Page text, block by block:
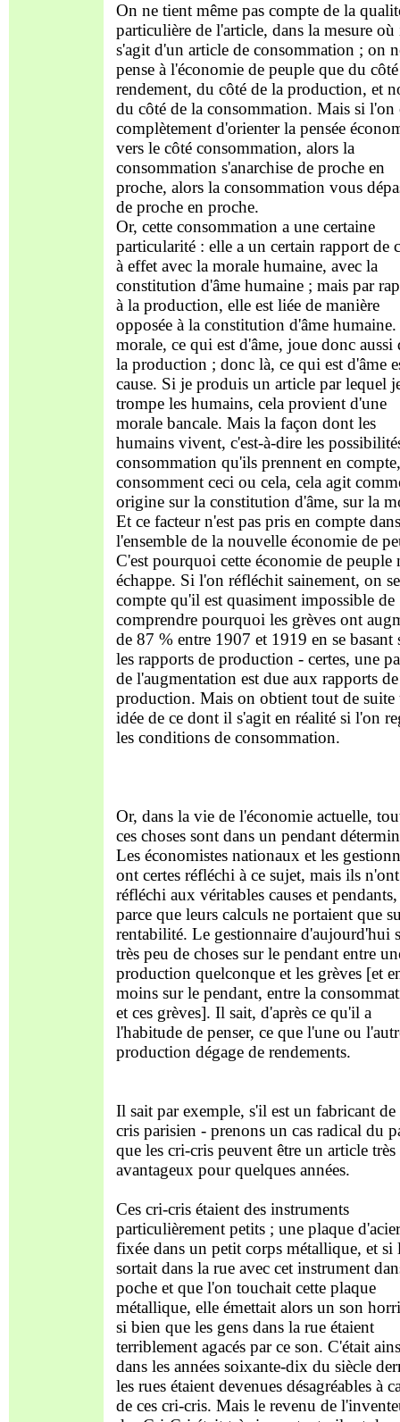
On ne tient même pas compte de la
particulière de l'article, dans la mesure
s'agit d'un article de consommation ; on
pense à l'économie de peuple que du
rendement, du côté de la production, et
du côté de la consommation. Mais si l'on
complètement d'orienter la pensée
vers le côté consommation, alors la
consommation s'anarchise de proche en
proche, alors la consommation vous
de proche en proche.
Or, cette consommation a une certaine
particularité : elle a un certain rapport de
à effet avec la morale humaine, avec la
constitution d'âme humaine ; mais par
à la production, elle est liée de manière
opposée à la constitution d'âme
morale, ce qui est d'âme, joue donc aussi
la production ; donc là, ce qui est d'âme
cause. Si je produis un article par lequel
trompe les humains, cela provient d'une
morale bancale. Mais la façon dont les
humains vivent, c'est-à-dire les
consommation qu'ils prennent en
consomment ceci ou cela, cela agit
origine sur la constitution d'âme, sur la
Et ce facteur n'est pas pris en compte dans
l'ensemble de la nouvelle économie de
C'est pourquoi cette économie de peuple
échappe. Si l'on réfléchit sainement, on
compte qu'il est quasiment impossible de
comprendre pourquoi les grèves ont
de 87 % entre 1907 et 1919 en se basant
les rapports de production - certes, une
de l'augmentation est due aux rapports de
production. Mais on obtient tout de suite
idée de ce dont il s'agit en réalité si l'on
les conditions de consommation.
Or, dans la vie de l'économie actuelle,
ces choses sont dans un pendant
Les économistes nationaux et les
ont certes réfléchi à ce sujet, mais ils
réfléchi aux véritables causes et pendants,
parce que leurs calculs ne portaient que
rentabilité. Le gestionnaire d'aujourd'hui
très peu de choses sur le pendant entre
production quelconque et les grèves [et
moins sur le pendant, entre la
et ces grèves]. Il sait, d'après ce qu'il a
l'habitude de penser, ce que l'une ou
production dégage de rendements.
Il sait par exemple, s'il est un fabricant
cris parisien - prenons un cas radical du
que les cri-cris peuvent être un article très
avantageux pour quelques années.
Ces cri-cris étaient des instruments
particulièrement petits ; une plaque
fixée dans un petit corps métallique, et si
sortait dans la rue avec cet instrument
poche et que l'on touchait cette plaque
métallique, elle émettait alors un son
si bien que les gens dans la rue étaient
terriblement agacés par ce son. C'était
dans les années soixante-dix du siècle
les rues étaient devenues désagréables à
de ces cri-cris. Mais le revenu de